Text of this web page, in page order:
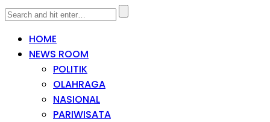
HOME
NEWS ROOM
POLITIK
OLAHRAGA
NASIONAL
PARIWISATA